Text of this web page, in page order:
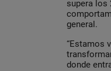
supera los
general.
“Estamos
donde